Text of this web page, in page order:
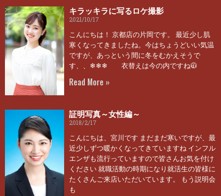
キラッキラに写るロケ撮影
2021/10/17
こんにちは！ 京都店の片岡です。 最近少し肌
寒くなってきましたね。今はちょうどいい気温
ですが、あっという間に冬をむかえそうで
す、、❄❄❄ 衣替えは今の内ですね🧥
Read More »
証明写真～女性編～
2018/2/17
こんにちは、宮川です まだまだ寒いですが、最
近少しずつ暖かくなってきていますね インフル
エンザも流行っていますので皆さんお気を付け
ください 就職活動の時期になり就活生の皆様に
たくさんご来店いただいています。 もう説明会
も